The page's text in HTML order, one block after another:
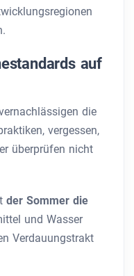
auf
die
vergessen,
überprüfen nicht
der Sommer die
und Wasser
Verdauungstrakt